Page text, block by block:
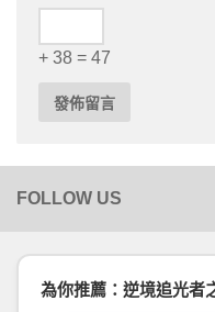
+ 38 = 47
為你推薦：逆境追光者